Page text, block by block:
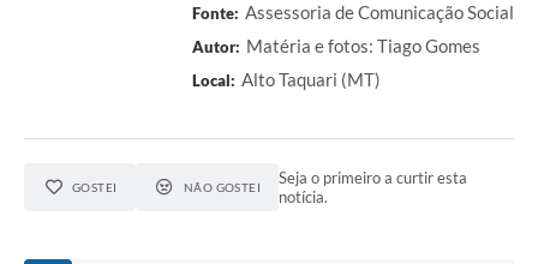
Fonte: Assessoria de Comunicação Social
Autor: Matéria e fotos: Tiago Gomes
Local: Alto Taquari (MT)
GOSTEI NÃO GOSTEI
Seja o primeiro a curtir esta
notícia.